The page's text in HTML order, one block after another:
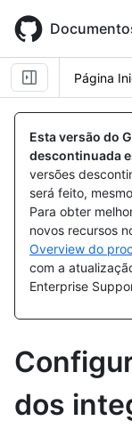
main
content
Página
Esta versão do
descontinuada
versões
será feito,
Para obter
novos recursos
Overview do
com a
Enterprise
dos